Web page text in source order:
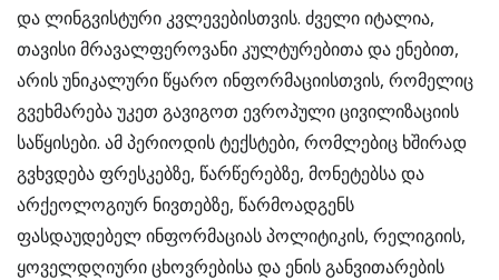
და ლინგვისტური კვლევებისთვის. ძველი იტალია,
თავისი მრავალფეროვანი კულტურებითა და ენებით,
არის უნიკალური წყარო ინფორმაციისთვის, რომელიც
გვეხმარება უკეთ გავიგოთ ევროპული ცივილიზაციის
საწყისები. ამ პერიოდის ტექსტები, რომლებიც ხშირად
გვხვდება ფრესკებზე, წარწერებზე, მონეტებსა და
არქეოლოგიურ ნივთებზე, წარმოადგენს
ფასდაუდებელ ინფორმაციას პოლიტიკის, რელიგიის,
ყოველდღიური ცხოვრებისა და ენის განვითარების